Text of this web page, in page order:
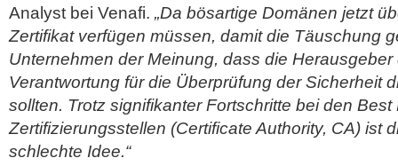
Analyst bei Venafi. „Da bösartige Domänen jetzt
Zertifikat verfügen müssen, damit die Täuschung
Unternehmen der Meinung, dass die Herausgeber
Verantwortung für die Überprüfung der Sicherheit
sollten. Trotz signifikanter Fortschritte bei den Best
Zertifizierungsstellen (Certificate Authority, CA) ist
schlechte Idee.“